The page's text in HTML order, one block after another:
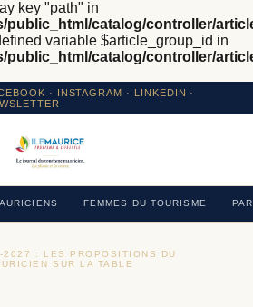
key "path" in
public_html/catalog/controller/
variable $article_group_id in
public_html/catalog/controller/
· INSTAGRAM · LINKEDIN ·
FEMMES DU TOURISME
2027 : LES PROPOSITIONS DU
SUR LA TABLE